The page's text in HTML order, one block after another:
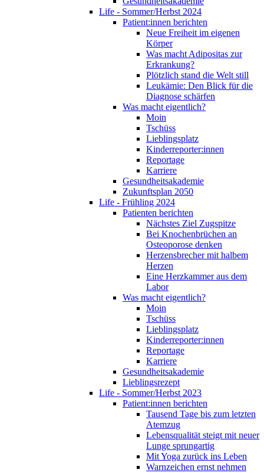
Life - Sommer/Herbst 2024
Patient:innen berichten
Neue Freiheit im eigenen
Körper
Was macht Adipositas zur
Erkrankung?
Plötzlich stand die Welt still
Leukämie: Den Blick für die
Diagnose schärfen
Was macht eigentlich?
Moin
Tschüss
Lieblingsplatz
Kinderreporter:innen
Reportage
Karriere
Gesundheitsakademie
Zukunftsplan 2050
Life - Frühling 2024
Patienten berichten
Nächstes Ziel Zugspitze
Bei Knochenbrüchen an
Osteoporose denken
Herzensbrecher mit halbem
Herzen
Eine Herzkammer aus dem
Labor
Was macht eigentlich?
Moin
Tschüss
Lieblingsplatz
Kinderreporter:innen
Reportage
Karriere
Gesundheitsakademie
Lieblingsrezept
Life - Sommer/Herbst 2023
Patient:innen berichten
Tausend Tage bis zum letzten
Atemzug
Lebensqualität steigt mit neuer
Lunge sprungartig
Mit Yoga zurück ins Leben
Warnzeichen ernst nehmen